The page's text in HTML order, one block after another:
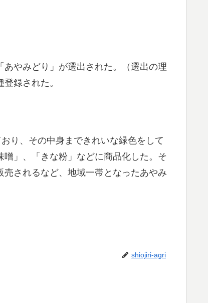
やみどり」が選出された。（選出の理
録された。
り、その中身まできれいな緑色をして
」、「きな粉」などに商品化した。そ
されるなど、地域一帯となったあやみ
shiojiri-agri